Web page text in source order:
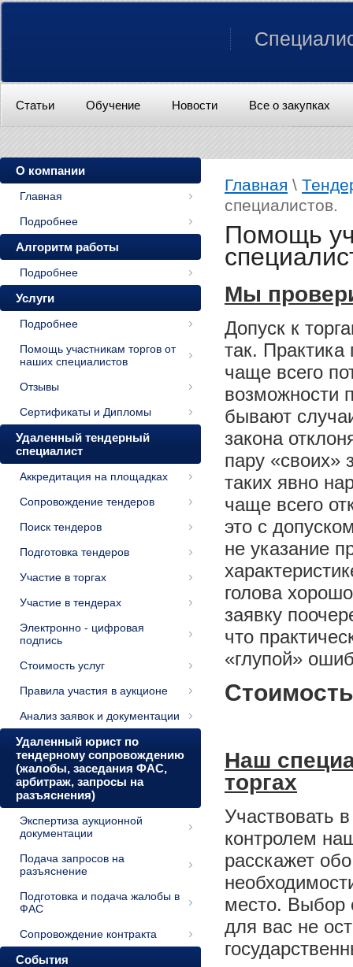
Статьи Обучение Новости Все о закупках
О компании
Главная
Подробнее
Алгоритм работы
Подробнее
Услуги
Подробнее
Помощь участникам торгов от
наших специалистов
Отзывы
Сертификаты и Дипломы
Удаленный тендерный
специалист
Аккредитация на площадках
Сопровождение тендеров
Поиск тендеров
Подготовка тендеров
Участие в торгах
Участие в тендерах
Электронно - цифровая
подпись
Стоимость услуг
Правила участия в аукционе
Анализ заявок и документации
Удаленный юрист по
тендерному сопровождению
(жалобы, заседания ФАС,
арбитраж, запросы на
разъяснения)
Экспертиза аукционной
документации
Подача запросов на
разъяснение
Подготовка и подача жалобы в
ФАС
Сопровождение контракта
События
Главная \
специалистов.
Помощь
Мы
Допуск к
так. Практика
чаще всего
возможности
бывают
закона
пару «своих»
таких явно
чаще всего
это с
не указание
голова
заявку
что
«глупой»
Наш
торгах
Участвовать
контролем
расскажет
место. Выбор
для вас не